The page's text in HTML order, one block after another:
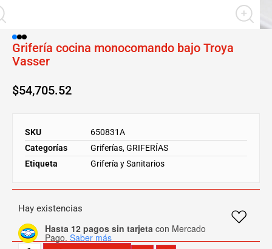
Grifería cocina monocomando bajo Troya
Vasser
$54,705.52
SKU
650831A
Categorías
Griferías,GRIFERÍAS
Etiqueta
Grifería y Sanitarios
Hay existencias
Hasta 12 pagos sin tarjeta con Mercado
Pago. Saber más